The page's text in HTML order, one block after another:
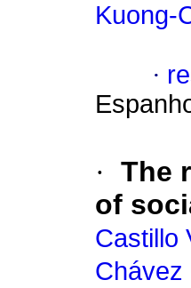
Kuong-
·
· The
of
Castillo
Chávez